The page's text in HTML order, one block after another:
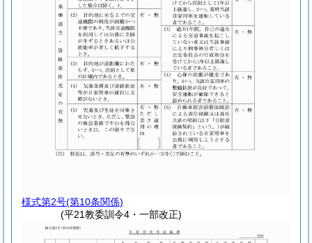
様式第2号(第10条関係)
(平21教委訓令4・一部改正)